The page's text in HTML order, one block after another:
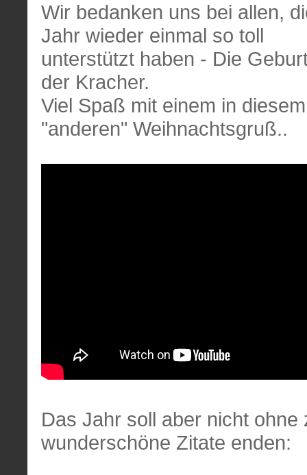
Wir bedanken uns bei allen,
Jahr wieder einmal so toll
unterstützt haben - Die
der Kracher.
Viel Spaß mit einem in
"anderen" Weihnachtsgruß..
Das Jahr soll aber nicht ohne
wunderschöne Zitate enden: